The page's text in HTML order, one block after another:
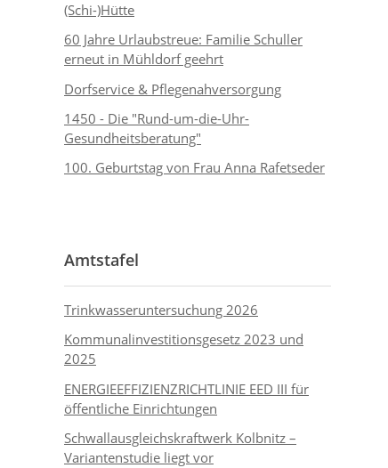
(Schi-)Hütte
60 Jahre Urlaubstreue: Familie Schuller
erneut in Mühldorf geehrt
Dorfservice & Pflegenahversorgung
1450 - Die "Rund-um-die-Uhr-
Gesundheitsberatung"
100. Geburtstag von Frau Anna Rafetseder
Amtstafel
Trinkwasseruntersuchung 2026
Kommunalinvestitionsgesetz 2023 und
2025
ENERGIEEFFIZIENZRICHTLINIE EED III für
öffentliche Einrichtungen
Schwallausgleichskraftwerk Kolbnitz –
Variantenstudie liegt vor